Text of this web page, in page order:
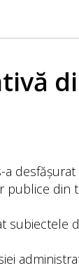
a
publice
subiectele